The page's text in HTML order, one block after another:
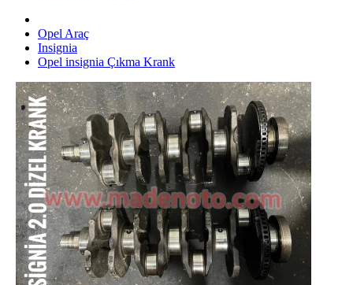
Opel Araç
Insignia
Opel insignia Çıkma Krank